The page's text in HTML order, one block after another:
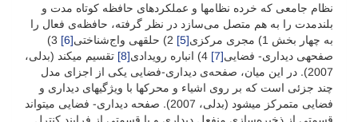
نظام جامعی که خرده نظام­ها و عملکرد­های حافظه کوتاه مدت و
بلندمدت را به هم متصل می‌سازد در نظر گرفته، حافظه‌ی فعال را
به چهار بخش 1) مجری مرکزی
[5]
[6]
3)
صفحه­ی دیداری- فضایی[7]
[8]
تقسیم می­کند (بدلی،
2007). در این میان، صفحه‌ی دیداری-فضایی یکی از اجزای مدل
چند جزئی است که بر روی اشیاء و محرک­ها با ویژگی­های دیداری و
فضایی متمرکز می­شود (بدلی، 2007). صفحه دیداری- فضایی می­تواند
قسمتی از ذخیره‌سازی منفعل دیداری و یا قسمتی از فرایند کنترل